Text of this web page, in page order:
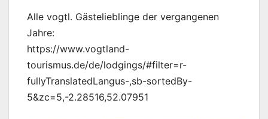
Alle vogtl. Gästelieblinge der vergangenen
Jahre:
https://www.vogtland-
tourismus.de/de/lodgings/#filter=r-
fullyTranslatedLangus-,sb-sortedBy-
5&zc=5,-2.28516,52.07951